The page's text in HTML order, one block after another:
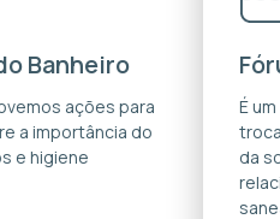
Banheiro
ações para
a importância do
e higiene
É
da